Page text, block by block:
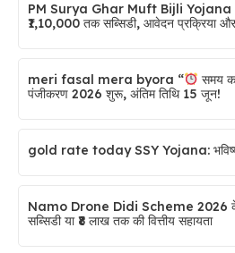
PM Surya Ghar Muft Bijli Yojana
₹1,10,000 तक सब्सिडी, आवेदन प्रक्रिया और
meri fasal mera byora “
समय
पंजीकरण 2026 शुरू, अंतिम तिथि 15 जून!
gold rate today SSY Yojana:
Namo Drone Didi Scheme 2026
सब्सिडी या ₹8 लाख तक की वित्तीय सहायता